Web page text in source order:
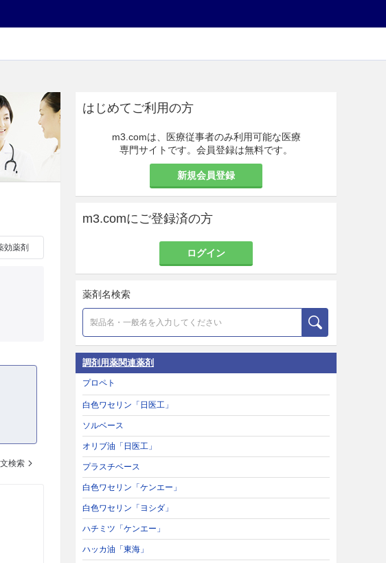
効薬剤
検索
はじめてご利用の方
m3.comは、医療従事者のみ利用可能な医療
専門サイトです。会員登録は無料です。
新規会員登録
m3.comにご登録済の方
ログイン
薬剤名検索
調剤用薬関連薬剤
プロペト
白色ワセリン「日医工」
ソルベース
オリブ油「日医工」
プラスチベース
白色ワセリン「ケンエー」
白色ワセリン「ヨシダ」
ハチミツ「ケンエー」
ハッカ油「東海」